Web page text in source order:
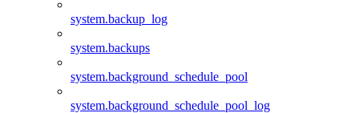
system.backup_log
system.backups
system.background_schedule_pool
system.background_schedule_pool_log